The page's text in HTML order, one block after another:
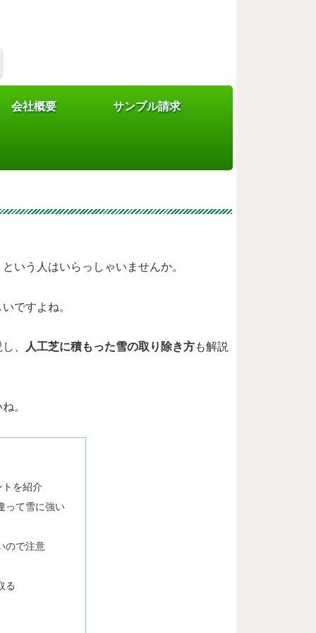
会社概要 サンプル請求
いう人はいらっしゃいませんか。
ですよね。
、 人工芝に積もった雪の取り除き方も解説
。
を紹介
って雪に強い
ので注意
る